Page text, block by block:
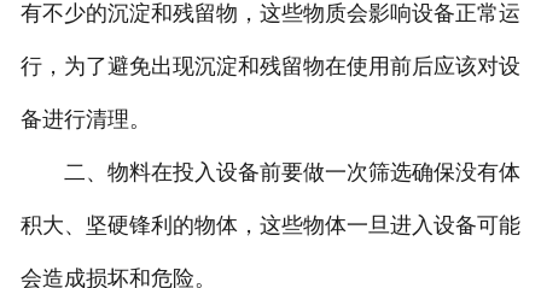
有不少的沉淀和残留物，这些物质会影响设备正常运
行，为了避免出现沉淀和残留物在使用前后应该对设
备进行清理。
二、物料在投入设备前要做一次筛选确保没有体
积大、坚硬锋利的物体，这些物体一旦进入设备可能
会造成损坏和危险。